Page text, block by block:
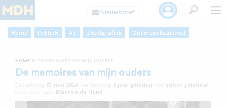
Home Politiek A.I. Zetelgrafiek Onderzoeksarchief
HOME »
De memoires van mijn ouders
03 mei 2024 2 jaar geleden
editor yolandal
Maurice de Hond